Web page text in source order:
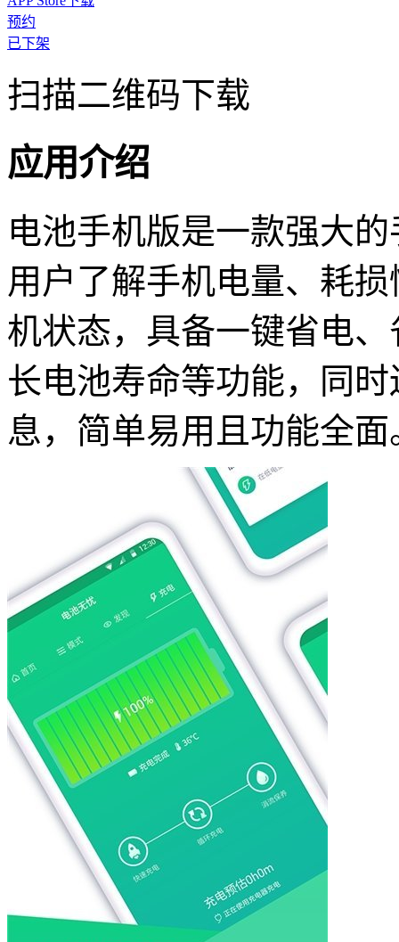
预约
已下架
扫描二维码下载
应用介绍
电池手机版是一款强大
用户了解手机电量、耗
机状态，具备一键省电
长电池寿命等功能，同
息，简单易用且功能全面